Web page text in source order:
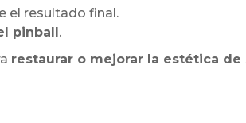
el resultado final.
pinball.
restaurar o mejorar la estética de